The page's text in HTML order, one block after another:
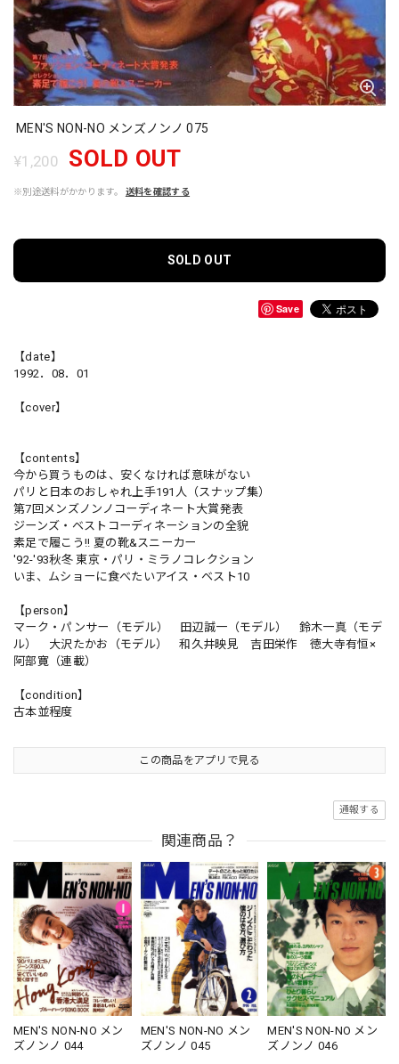
MEN'S NON-NO メンズノンノ 075
¥1,200 SOLD OUT
※別途送料がかかります。 送料を確認する
SOLD OUT
Save
【date】
1992．08．01
【cover】
【contents】
今から買うものは、安くなければ意味がない
パリと日本のおしゃれ上手191人（スナップ集）
第7回メンズノンノコーディネート大賞発表
ジーンズ・ベストコーディネーションの全貌
素足で履こう!! 夏の靴&スニーカー
'92-'93秋冬 東京・パリ・ミラノコレクション
いま、ムショーに食べたいアイス・ベスト10
【person】
マーク・パンサー（モデル） 田辺誠一（モデル） 鈴木一真（モデ
ル） 大沢たかお（モデル） 和久井映見 吉田栄作 徳大寺有恒×
阿部寛（連載）
【condition】
古本並程度
この商品をアプリで見る
通報する
関連商品？
MEN'S NON-NO メン
ズノンノ 044
MEN'S NON-NO メン
ズノンノ 045
MEN'S NON-NO メン
ズノンノ 046